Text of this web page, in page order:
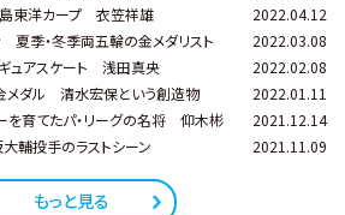
島東洋カープ 衣笠祥雄
2022.04.12
夏季・冬季両五輪の金メダリスト
2022.03.08
ュアスケート 浅田真央
2022.02.08
メダル 清水宏保という創造物
2022.01.11
を育てたパ・リーグの名将 仰木彬
2021.12.14
大輔投手のラストシーン 2021.11.09
もっと見る